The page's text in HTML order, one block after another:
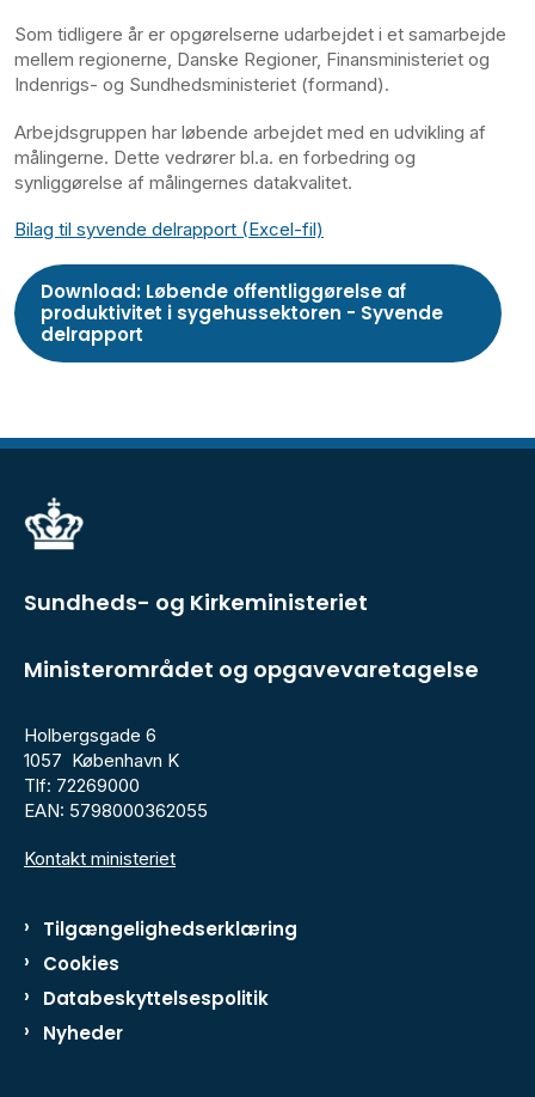
Som tidligere år er opgørelserne udarbejdet i et samarbejde
mellem regionerne, Danske Regioner, Finansministeriet og
Indenrigs- og Sundhedsministeriet (formand).
Arbejdsgruppen har løbende arbejdet med en udvikling af
målingerne. Dette vedrører bl.a. en forbedring og
synliggørelse af målingernes datakvalitet.
Bilag til syvende delrapport (Excel-fil)
Download: Løbende offentliggørelse af
produktivitet i sygehussektoren - Syvende
delrapport
Sundheds- og Kirkeministeriet
Ministerområdet og opgavevaretagelse
Holbergsgade 6
1057 København K
Tlf: 72269000
EAN: 5798000362055
Kontakt ministeriet
Tilgængelighedserklæring
Cookies
Databeskyttelsespolitik
Nyheder